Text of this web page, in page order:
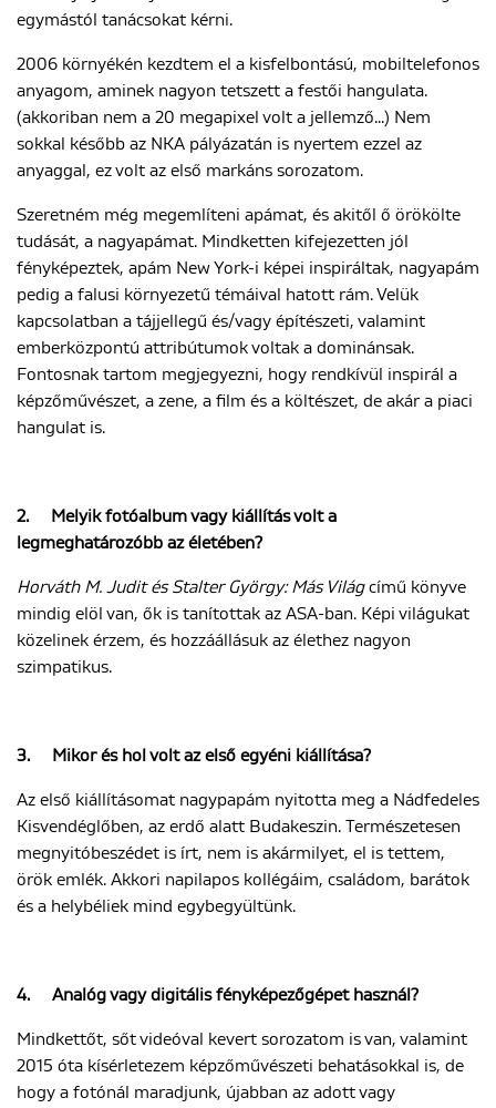
egymástól tanácsokat kérni.
2006 környékén kezdtem el a kisfelbontású, mobiltelefonos
anyagom, aminek nagyon tetszett a festői hangulata.
(akkoriban nem a 20 megapixel volt a jellemző...) Nem
sokkal később az NKA pályázatán is nyertem ezzel az
anyaggal, ez volt az első markáns sorozatom.
Szeretném még megemlíteni apámat, és akitől ő örökölte
tudását, a nagyapámat. Mindketten kifejezetten jól
fényképeztek, apám New York-i képei inspiráltak, nagyapám
pedig a falusi környezetű témáival hatott rám. Velük
kapcsolatban a tájjellegű és/vagy építészeti, valamint
emberközpontú attribútumok voltak a dominánsak.
Fontosnak tartom megjegyezni, hogy rendkívül inspirál a
képzőművészet, a zene, a film és a költészet, de akár a piaci
hangulat is.
2.
Melyik fotóalbum vagy kiállítás volt a
legmeghatározóbb az életében?
Horváth M. Judit és Stalter György: Más Világcímű könyve
mindig elöl van, ők is tanítottak az ASA-ban. Képi világukat
közelinek érzem, és hozzáállásuk az élethez nagyon
szimpatikus.
3. Mikor és hol volt az első egyéni kiállítása?
Az első kiállításomat nagypapám nyitotta meg a Nádfedeles
Kisvendéglőben, az erdő alatt Budakeszin. Természetesen
megnyitóbeszédet is írt, nem is akármilyet, el is tettem,
örök emlék. Akkori napilapos kollégáim, családom, barátok
és a helybéliek mind egybegyültünk.
4. Analóg vagy digitális fényképezőgépet használ?
Mindkettőt, sőt videóval kevert sorozatom is van, valamint
2015 óta kísérletezem képzőművészeti behatásokkal is, de
hogy a fotónál maradjunk, újabban az adott vagy